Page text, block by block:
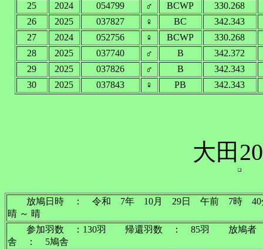
25
2024 054799 ♂ BCWP
330.268
26
2025 037827 ♀ BC
342.343
27
2024 052756 ♀ BCWP
330.268
28
2025 037740 ♂ B
342.372
29
2025 037826 ♂ B
342.343
30
2025 037843 ♀ PB 342.343
大田
放鳩日時 ： 令和 7年 10月 29日 午前
晴 ～ 晴
参加羽数 ：130羽 帰還羽数 ： 85羽 放鳩者 ：
舎 ： 5鳩舎